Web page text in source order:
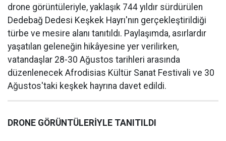
drone görüntüleriyle, yaklaşık 744 yıldır sürdürülen
Dedebağ Dedesi Keşkek Hayrı'nın gerçekleştirildiği
türbe ve mesire alanı tanıtıldı. Paylaşımda, asırlardır
yaşatılan geleneğin hikâyesine yer verilirken,
vatandaşlar 28-30 Ağustos tarihleri arasında
düzenlenecek Afrodisias Kültür Sanat Festivali ve 30
Ağustos'taki keşkek hayrına davet edildi.
DRONE GÖRÜNTÜLERİYLE TANITILDI